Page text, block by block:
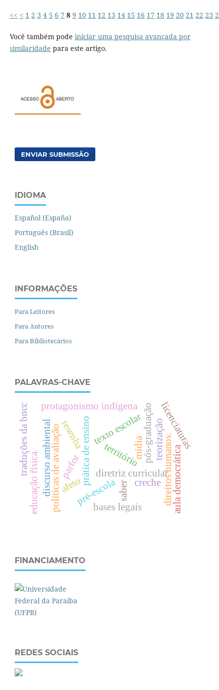
<< < 1 2 3 4 5 6 7 8 9 10 11 12 13 14 15 16 17 18 19 20 21 22 23
Você também pode iniciar uma pesquisa avançada por
similaridade para este artigo.
ENVIAR SUBMISSÃO
IDIOMA
Español (España)
Português (Brasil)
English
INFORMAÇÕES
Para Leitores
Para Autores
Para Bibliotecários
PALAVRAS-CHAVE
resenha
território
diretriz curricular
prática de ensinotexto escolar
políticas de avaliação pós-graduação
protagonismo indígena
saber
discurso ambiental mídia
d
i
r
e
i
t
o
s
h
u
m
a
n
o
s
.
licenciaturas
parfor
e
d
u
c
a
ç
ã
o
f
í
s
i
c
a
.
pré-escola creche
bases legais
traduções da bncc
aula democrática
teorização
afeto
FINANCIAMENTO
REDES SOCIAIS